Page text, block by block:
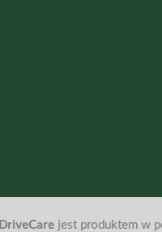
DriveCarejest produktem w